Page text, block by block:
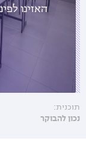
האזינו
תוכנית:
נכון להבוקר